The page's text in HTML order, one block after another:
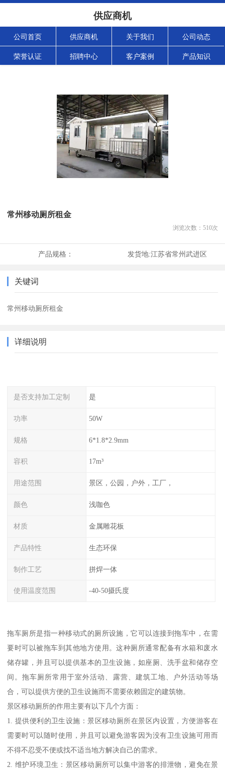
供应商机
公司首页 供应商机 关于我们 公司动态
荣誉认证 招聘中心 客户案例 产品知识
常州移动厕所租金
浏览次数： 510次
产品规格： 发货地:江苏省常州武进区
关键词
常州移动厕所租金
详细说明
是否支持加工定制 是
功率 50W
规格 6*1.8*2.9mm
容积 17m³
用途范围 景区，公园，户外，工厂，
颜色 浅咖色
材质 金属雕花板
产品特性 生态环保
制作工艺 拼焊一体
使用温度范围 -40-50摄氏度
拖车厕所是指一种移动式的厕所设施，它可以连接到拖车中，在需
要时可以被拖车到其他地方使用。这种厕所通常配备有水箱和废水
储存罐，并且可以提供基本的卫生设施，如座厕、洗手盆和储存空
间。拖车厕所常用于室外活动、露营、建筑工地、户外活动等场
合，可以提供方便的卫生设施而不需要依赖固定的建筑物。
景区移动厕所的作用主要有以下几个方面：
1. 提供便利的卫生设施：景区移动厕所在景区内设置，方便游客在
需要时可以随时使用，并且可以避免游客因为没有卫生设施可用而
不得不忍受不便或找不适当地方解决自己的需求。
2. 维护环境卫生：景区移动厕所可以集中游客的排泄物，避免在景